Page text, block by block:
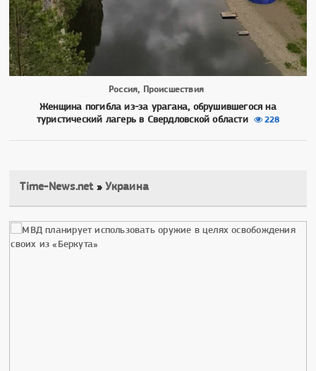
Россия, Происшествия
Женщина погибла из-за урагана, обрушившегося на
туристический лагерь в Свердловской области
228
Time-News.net»Украина